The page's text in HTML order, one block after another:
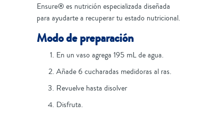
Ensure® es nutrición especializada diseñada
para ayudarte a recuperar tu estado nutricional.
Modo de preparación
En un vaso agrega 195 mL de agua.
Añade 6 cucharadas medidoras al ras.
Revuelve hasta disolver
Disfruta.